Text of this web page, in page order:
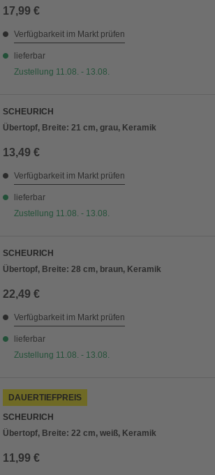
17,99 €
Verfügbarkeit im Markt prüfen
lieferbar
Zustellung 11.08. - 13.08.
SCHEURICH
Übertopf, Breite: 21 cm, grau, Keramik
13,49 €
Verfügbarkeit im Markt prüfen
lieferbar
Zustellung 11.08. - 13.08.
SCHEURICH
Übertopf, Breite: 28 cm, braun, Keramik
22,49 €
Verfügbarkeit im Markt prüfen
lieferbar
Zustellung 11.08. - 13.08.
DAUERTIEFPREIS
SCHEURICH
Übertopf, Breite: 22 cm, weiß, Keramik
11,99 €